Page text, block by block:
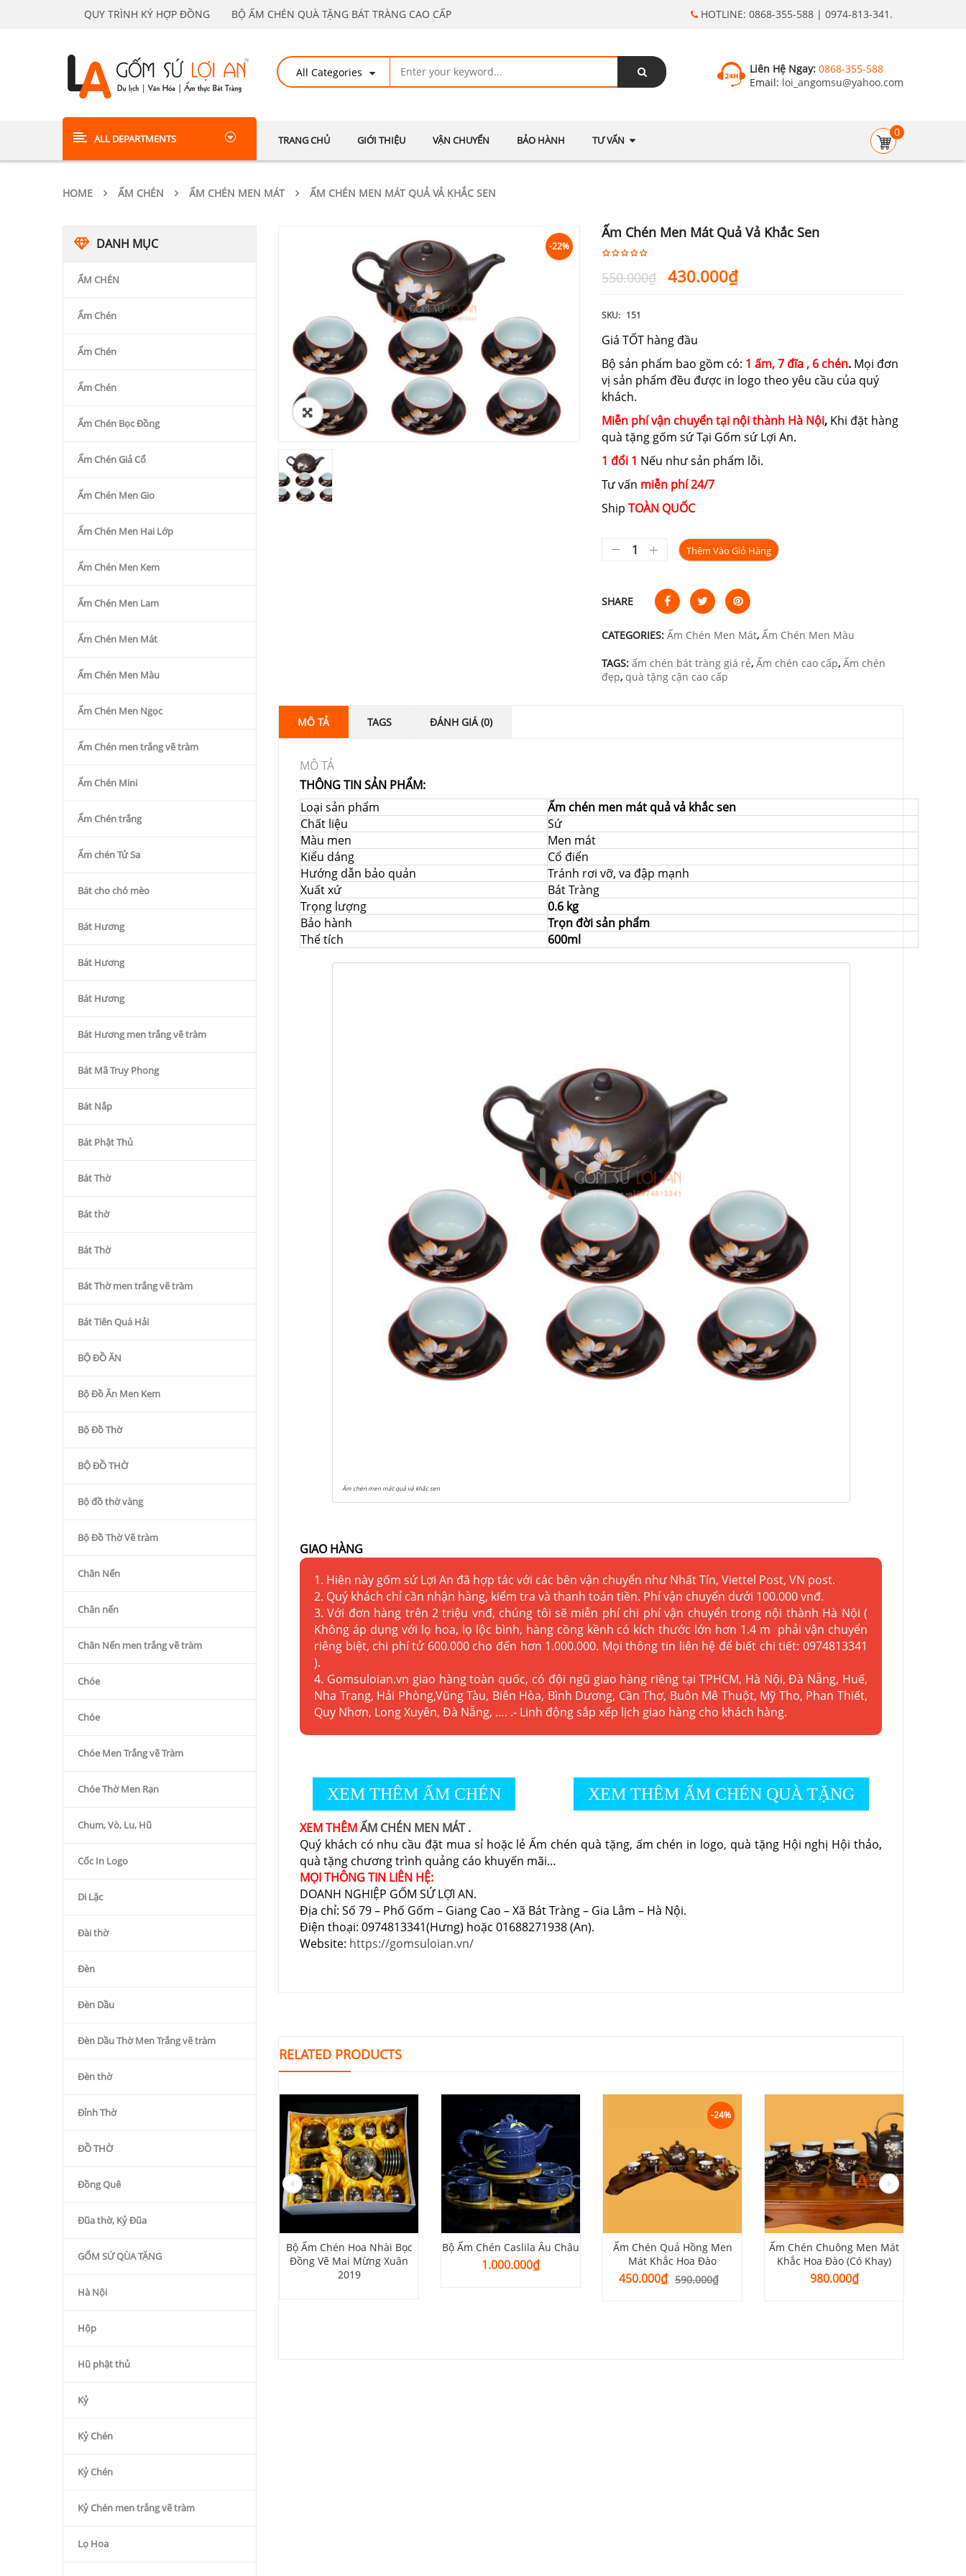
QUY TRÌNH KÝ HỢP ĐỒNG BỘ ẤM CHÉN QUÀ TẶNG BÁT TRÀNG CAO CẤP HOTLINE: 0868-355-588 | 0974-813-341.
Liên Hệ Ngay: 0868-355-588
Email: loi_angomsu@yahoo.com
ALL DEPARTMENTS TRANG CHỦ GIỚI THIỆU VẬN CHUYỂN BẢO HÀNH TƯ VẤN
0
HOME ẤM CHÉN ẤM CHÉN MEN MÁT ẤM CHÉN MEN MÁT QUẢ VẢ KHẮC SEN
DANH MỤC
ẤM CHÉN
Ấm Chén
Ấm Chén
Ấm Chén
Ấm Chén Bọc Đồng
Ấm Chén Giả Cổ
Ấm Chén Men Gio
Ấm Chén Men Hai Lớp
Ấm Chén Men Kem
Ấm Chén Men Lam
Ấm Chén Men Mát
Ấm Chén Men Màu
Ấm Chén Men Ngọc
Ấm Chén men trắng vẽ tràm
Ấm Chén Mini
Ấm Chén trắng
Ấm chén Tử Sa
Bát cho chó mèo
Bát Hương
Bát Hương
Bát Hương
Bát Hương men trắng vẽ tràm
Bát Mã Truy Phong
Bát Nắp
Bát Phật Thủ
Bát Thờ
Bát thờ
Bát Thờ
Bát Thờ men trắng vẽ tràm
Bát Tiên Quá Hải
BỘ ĐỒ ĂN
Bộ Đồ Ăn Men Kem
Bộ Đồ Thờ
BỘ ĐỒ THỜ
Bộ đồ thờ vàng
Bộ Đồ Thờ Vẽ tràm
Chân Nến
Chân nến
Chân Nến men trắng vẽ tràm
Chóe
Chóe
Chóe Men Trắng vẽ Tràm
Chóe Thờ Men Rạn
Chum, Vò, Lu, Hũ
Cốc In Logo
Di Lặc
Đài thờ
Đèn
Đèn Dầu
Đèn Dầu Thờ Men Trắng vẽ tràm
Đèn thờ
Đỉnh Thờ
ĐỒ THỜ
Đồng Quê
Đũa thờ, Kỷ Đũa
GỐM SỨ QÙA TẶNG
Hà Nội
Hộp
Hũ phật thủ
Kỷ
Kỷ Chén
Kỷ Chén
Kỷ Chén men trắng vẽ tràm
Lọ Hoa
-22%
Ấm Chén Men Mát Quả Vả Khắc Sen
550.000₫
Giá
550.000₫.
430.000₫
430.000₫.
SKU: 151
Giá TỐT hàng đầu
Bộ sản phẩm bao gồm có: 1 ấm, 7 đĩa , 6 chén. Mọi đơn
vị sản phẩm đều được in logo theo yêu cầu của quý
khách.
Miễn phí vận chuyển tại nội thành Hà Nội, Khi đặt hàng
quà tặng gốm sứ Tại Gốm sứ Lợi An.
1 đổi 1 Nếu như sản phẩm lỗi.
Tư vấn miễn phí 24/7
Ship TOÀN QUỐC
Thêm Vào Giỏ Hàng
SHARE
CATEGORIES: Ấm Chén Men Mát, Ấm Chén Men Màu
TAGS: ấm chén bát tràng giá rẻ, Ấm chén cao cấp, Ấm chén
đẹp, quà tặng cận cao cấp
MÔ TẢ TAGS ĐÁNH GIÁ (0)
MÔ TẢ
THÔNG TIN SẢN PHẨM:
Loại sản phẩm
Ấm chén men mát quả vả khắc sen
Chất liệu
Sứ
Màu men
Men mát
Kiểu dáng
Cổ điển
Hướng dẫn bảo quản
Tránh rơi vỡ, va đập mạnh
Xuất xứ
Bát Tràng
Trọng lượng
0.6 kg
Bảo hành
Trọn đời sản phẩm
Thể tích
600ml
Ấm chén men mát quả vả khắc sen
GIAO HÀNG
1. Hiên này gốm sứ Lợi An đã hợp tác với các bên vận chuyển như Nhất Tín, Viettel Post, VN post.
2. Quý khách chỉ cần nhận hàng, kiểm tra và thanh toán tiền. Phí vận chuyển dưới 100.000 vnđ.
3. Với đơn hàng trên 2 triệu vnđ, chúng tôi sẽ miễn phí chi phí vận chuyển trong nội thành Hà Nội (
Không áp dụng với lọ hoa, lọ lộc bình, hàng cồng kềnh có kích thước lớn hơn 1.4 m phải vận chuyển
riêng biệt, chi phí tử 600.000 cho đến hơn 1.000.000. Mọi thông tin liên hệ để biết chi tiết: 0974813341
).
4. Gomsuloian.vn giao hàng toàn quốc, có đội ngũ giao hàng riêng tại TPHCM, Hà Nội, Đà Nẵng, Huế,
Nha Trang, Hải Phòng,Vũng Tàu, Biên Hòa, Bình Dương, Cần Thơ, Buôn Mê Thuột, Mỹ Tho, Phan Thiết,
Quy Nhơn, Long Xuyên, Đà Nẵng, …. .- Linh động sắp xếp lịch giao hàng cho khách hàng.
XEM THÊM ẤM CHÉN XEM THÊM ẤM CHÉN QUÀ TẶNG
XEM THÊMẤM CHÉN MEN MÁT.
Quý khách có nhu cầu đặt mua sỉ hoặc lẻ Ấm chén quà tặng, ấm chén in logo, quà tặng Hội nghị Hội thảo,
quà tặng chương trình quảng cáo khuyến mãi…
MỌI THÔNG TIN LIÊN HỆ:
DOANH NGHIỆP GỐM SỨ LỢI AN.
Địa chỉ: Số 79 – Phố Gốm – Giang Cao – Xã Bát Tràng – Gia Lâm – Hà Nội.
Điện thoại: 0974813341(Hưng) hoặc 01688271938 (An).
Website: https://gomsuloian.vn/
RELATED PRODUCTS
Chuông Men Mát
Đào (Có Khay)
Ấm Chén Rạn Dáng Nhật
Bộ Ấm Chén Hoa Nhài Bọc
Đồng Vẽ Mai Mừng Xuân
2019
Bộ Ấm Chén Caslila Âu Châu
1.000.000₫
-24%
Ấm Chén Quả Hồng Men
Mát Khắc Hoa Đào
590.000₫
Giá
450.000₫Giá
Ấm Chén Chuông Men Mát
Khắc Hoa Đào (Có Khay)
980.000₫